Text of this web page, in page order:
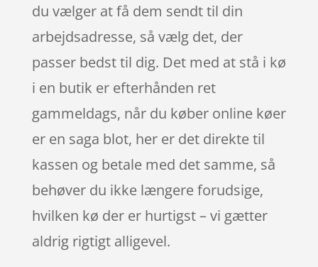
du vælger at få dem sendt til din
arbejdsadresse, så vælg det, der
passer bedst til dig. Det med at stå i kø
i en butik er efterhånden ret
gammeldags, når du køber online køer
er en saga blot, her er det direkte til
kassen og betale med det samme, så
behøver du ikke længere forudsige,
hvilken kø der er hurtigst – vi gætter
aldrig rigtigt alligevel.